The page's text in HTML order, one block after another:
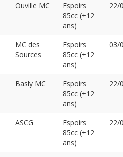
Ouville MC
Espoirs
85cc (+12
ans)
22/
MC des
Sources
Espoirs
85cc (+12
ans)
03/
Basly MC
Espoirs
85cc (+12
ans)
22/
ASCG
Espoirs
85cc (+12
ans)
22/